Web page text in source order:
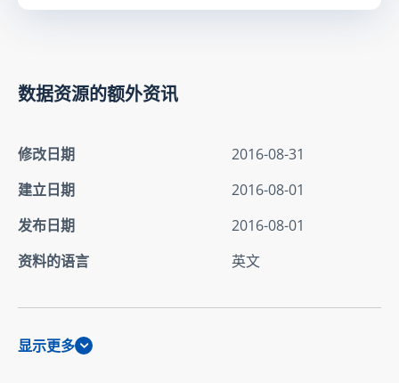
数据资源的额外资讯
修改日期
2016-08-31
建立日期
2016-08-01
发布日期
2016-08-01
资料的语言
英文
显示更多